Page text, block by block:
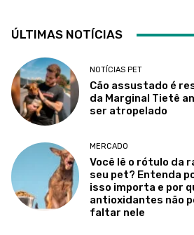
ÚLTIMAS NOTÍCIAS
NOTÍCIAS PET
Cão assustado é
da Marginal Tietê
ser atropelado
MERCADO
Você lê o rótulo da
seu pet? Entenda
isso importa e por
antioxidantes não
faltar nele